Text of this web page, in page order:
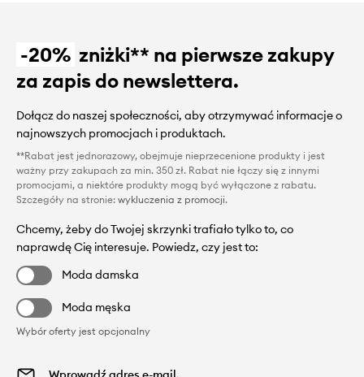
-20% zniżki** na pierwsze zakupy
za zapis do newslettera.
Dołącz do naszej społeczności, aby otrzymywać informacje o
najnowszych promocjach i produktach.
**Rabat jest jednorazowy, obejmuje nieprzecenione produkty i jest
ważny przy zakupach za min. 350 zł. Rabat nie łączy się z innymi
promocjami, a niektóre produkty mogą być wyłączone z rabatu.
Szczegóły na stronie: wykluczenia z promocji.
Chcemy, żeby do Twojej skrzynki trafiało tylko to, co
naprawdę Cię interesuje. Powiedz, czy jest to:
Moda damska
Moda męska
Wybór oferty jest opcjonalny